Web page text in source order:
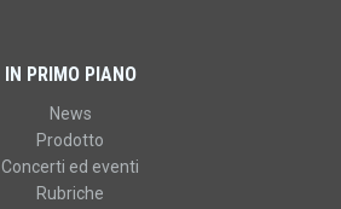
IN PRIMO PIANO
News
Prodotto
Concerti ed eventi
Rubriche